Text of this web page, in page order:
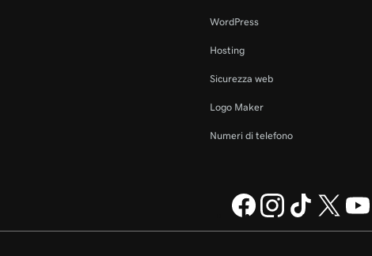
WordPress
Hosting
Sicurezza web
Logo Maker
Numeri di telefono